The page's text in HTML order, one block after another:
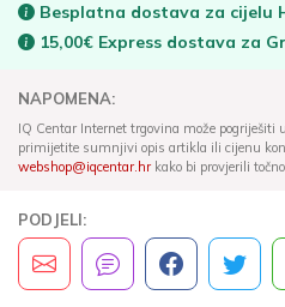
Besplatna dostava za cijelu
15,00€ Express dostava za
NAPOMENA:
IQ Centar Internet trgovina može pogriješiti
primijetite sumnjivi opis artikla ili cijenu
webshop@iqcentar.hrkako bi provjerili
PODJELI: